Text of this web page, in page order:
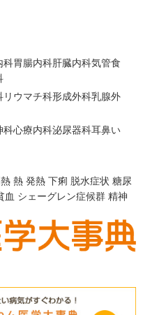
科胃腸内科肝臓内科気管食
リウマチ科形成外科乳腺外
科心療内科泌尿器科耳鼻い
熱 発熱 下痢 脱水症状 糖尿
血 シェーグレン症候群 精神